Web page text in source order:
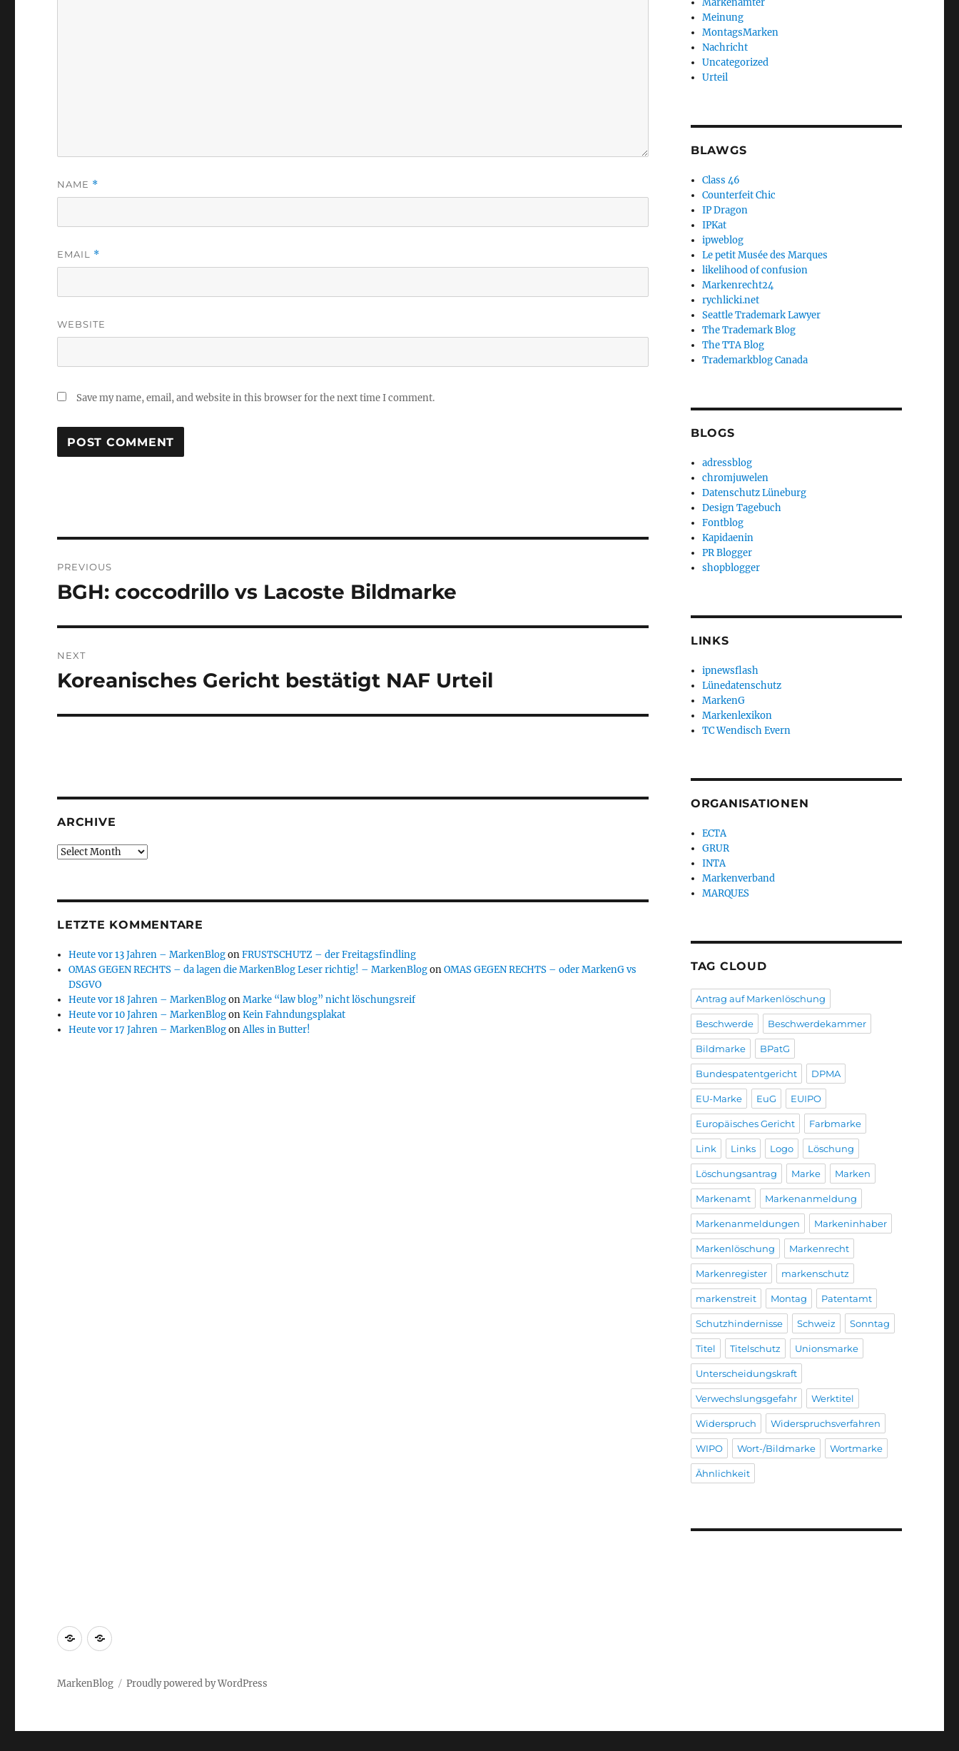
NAME *
EMAIL *
WEBSITE
Save my name, email, and website in this browser for the next time I comment.
navigation
PREVIOUS
Previous
BGH: coccodrillo vs Lacoste Bildmarke
NEXT
Next
Koreanisches Gericht bestätigt NAF Urteil
ARCHIVE
Archive
LETZTE KOMMENTARE
Heute vor 13 Jahren – MarkenBlogonFRUSTSCHUTZ – der Freitagsfindling
OMAS GEGEN RECHTS – da lagen die MarkenBlog Leser richtig! – MarkenBlogonOMAS GEGEN RECHTS – oder MarkenG vs
DSGVO
Heute vor 18 Jahren – MarkenBlogonMarke “law blog” nicht löschungsreif
Heute vor 10 Jahren – MarkenBlogonKein Fahndungsplakat
Heute vor 17 Jahren – MarkenBlogonAlles in Butter!
Markenämter
Meinung
MontagsMarken
Nachricht
Uncategorized
Urteil
BLAWGS
Class 46
Counterfeit Chic
IP Dragon
IPKat
ipweblog
Le petit Musée des Marques
likelihood of confusion
Markenrecht24
rychlicki.net
Seattle Trademark Lawyer
The Trademark Blog
The TTA Blog
Trademarkblog Canada
BLOGS
adressblog
chromjuwelen
Datenschutz Lüneburg
Design Tagebuch
Fontblog
Kapidaenin
PR Blogger
shopblogger
LINKS
ipnewsflash
Lünedatenschutz
MarkenG
Markenlexikon
TC Wendisch Evern
ORGANISATIONEN
ECTA
GRUR
INTA
Markenverband
MARQUES
TAG CLOUD
Antrag auf Markenlöschung
Beschwerde Beschwerdekammer
Bildmarke BPatG
Bundespatentgericht DPMA
EU-Marke EuG EUIPO
Europäisches Gericht Farbmarke
Link Links Logo Löschung
Löschungsantrag Marke Marken
Markenamt Markenanmeldung
Markenanmeldungen Markeninhaber
Markenlöschung Markenrecht
Markenregister markenschutz
markenstreit Montag Patentamt
Schutzhindernisse Schweiz Sonntag
Titel Titelschutz Unionsmarke
Unterscheidungskraft
Verwechslungsgefahr Werktitel
Widerspruch Widerspruchsverfahren
WIPO Wort-/Bildmarke Wortmarke
Ähnlichkeit
Markenrecherche
Gastbeiträge
MarkenBlog Proudly powered by WordPress